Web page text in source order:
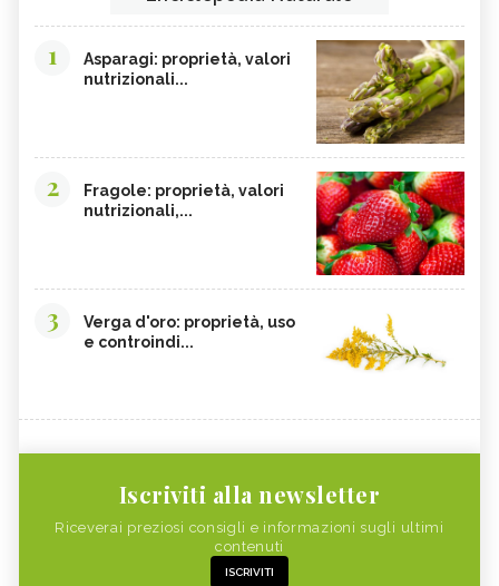
1
Asparagi: proprietà, valori
nutrizionali...
2
Fragole: proprietà, valori
nutrizionali,...
3
Verga d'oro: proprietà, uso
e controindi...
Iscriviti alla newsletter
Riceverai preziosi consigli e informazioni sugli ultimi
contenuti
ISCRIVITI